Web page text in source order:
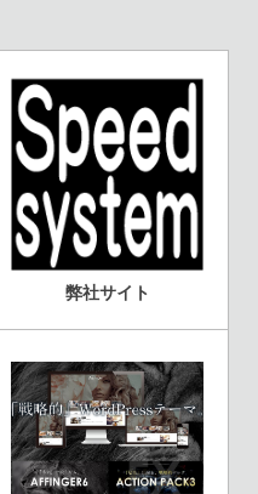
弊社サイト